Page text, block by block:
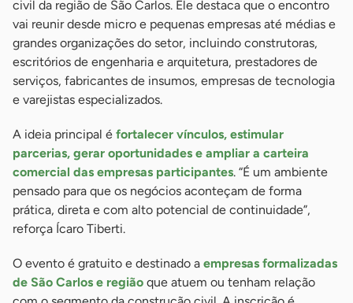
civil da região de São Carlos. Ele destaca que o encontro
vai reunir desde micro e pequenas empresas até médias e
grandes organizações do setor, incluindo construtoras,
escritórios de engenharia e arquitetura, prestadores de
serviços, fabricantes de insumos, empresas de tecnologia
e varejistas especializados.
A ideia principal é fortalecer vínculos, estimular
parcerias, gerar oportunidades e ampliar a carteira
comercial das empresas participantes. “É um ambiente
pensado para que os negócios aconteçam de forma
prática, direta e com alto potencial de continuidade”,
reforça Ícaro Tiberti.
O evento é gratuito e destinado a empresas formalizadas
de São Carlos e região que atuem ou tenham relação